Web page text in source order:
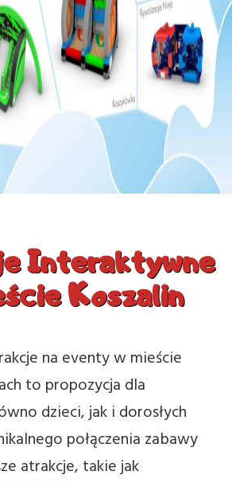
Interaktywne
Koszalin
na eventy w mieście
to propozycja dla
dzieci, jak i dorosłych
połączenia zabawy
atrakcje, takie jak